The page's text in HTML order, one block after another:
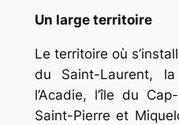
Un large territoire
Le territoire où
du Saint-Laurent,
l’Acadie, l’île du
Saint-Pierre et